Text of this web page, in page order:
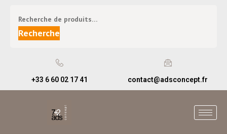
Recherche
+33 6 60 02 17 41 contact@adsconcept.fr